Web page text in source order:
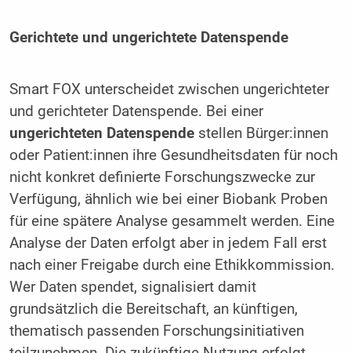
Gerichtete und ungerichtete Datenspende
Smart FOX unterscheidet zwischen ungerichteter
und gerichteter Datenspende. Bei einer
ungerichteten Datenspendestellen Bürger:innen
oder Patient:innen ihre Gesundheitsdaten für noch
nicht konkret definierte Forschungszwecke zur
Verfügung, ähnlich wie bei einer Biobank Proben
für eine spätere Analyse gesammelt werden. Eine
Analyse der Daten erfolgt aber in jedem Fall erst
nach einer Freigabe durch eine Ethikkommission.
Wer Daten spendet, signalisiert damit
grundsätzlich die Bereitschaft, an künftigen,
thematisch passenden Forschungsinitiativen